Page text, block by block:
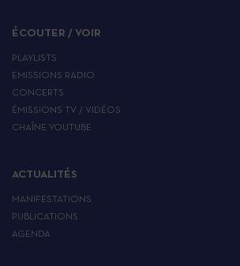
ÉCOUTER / VOIR
PLAYLISTS
EMISSIONS RADIO
CONCERTS
ÉMISSIONS TV / VIDÉOS
CHAÎNE YOUTUBE
ACTUALITÉS
MANIFESTATIONS
PUBLICATIONS
AGENDA